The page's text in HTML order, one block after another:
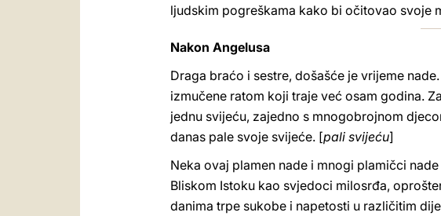
ljudskim pogreškama kako bi očitovao svoje
Nakon Angelusa
Draga braćo i sestre, došašće je vrijeme
izmučene ratom koji traje već osam godina.
jednu svijeću, zajedno s mnogobrojnom
danas pale svoje svijeće. [pali svijeću]
Neka ovaj plamen nade i mnogi plamičci
Bliskom Istoku kao svjedoci milosrđa,
danima trpe sukobe i napetosti u različitim